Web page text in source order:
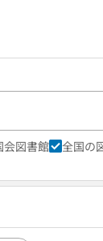
会図書館 全国の